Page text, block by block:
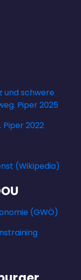
und schwere
Piper 2025
Piper 2022
(Wikipedia)
(GWÖ)